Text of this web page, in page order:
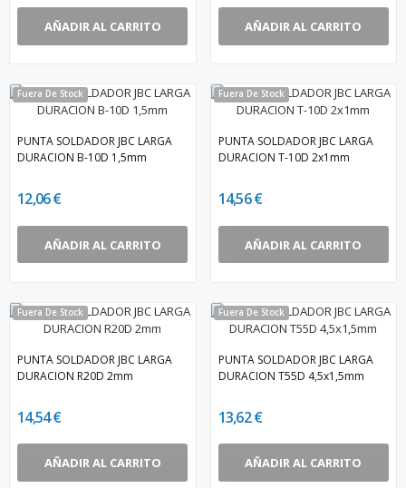
AÑADIR AL CARRITO AÑADIR AL CARRITO
Fuera De Stock
PUNTA SOLDADOR JBC LARGA
DURACION B-10D 1,5mm
12,06 €
AÑADIR AL CARRITO
Fuera De Stock
PUNTA SOLDADOR JBC LARGA
DURACION T-10D 2x1mm
14,56 €
AÑADIR AL CARRITO
Fuera De Stock
PUNTA SOLDADOR JBC LARGA
DURACION R20D 2mm
14,54 €
AÑADIR AL CARRITO
Fuera De Stock
PUNTA SOLDADOR JBC LARGA
DURACION T55D 4,5x1,5mm
13,62 €
AÑADIR AL CARRITO